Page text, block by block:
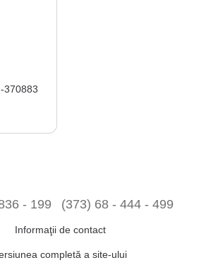
370883
- 199 (373) 68 - 444 - 499
Informaţii de contact
completă a site-ului